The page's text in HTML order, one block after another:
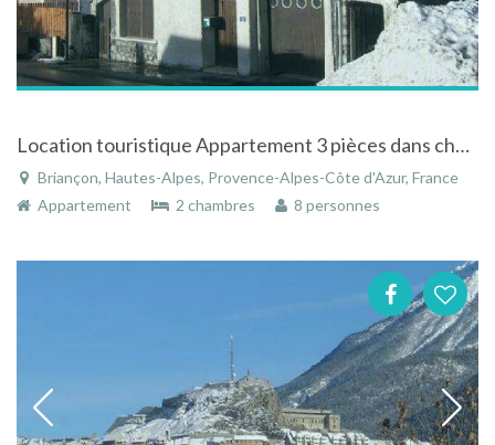
Location touristique Appartement 3 pièces dans chalet Briançon Serre Chevalier
Briançon, Hautes-Alpes, Provence-Alpes-Côte d'Azur, France
Appartement
2 chambres 8 personnes